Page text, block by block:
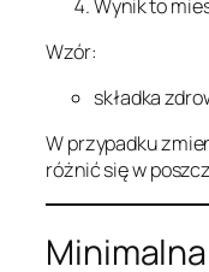
Wynik to
Wzór:
składka
W przypadku
różnić się w